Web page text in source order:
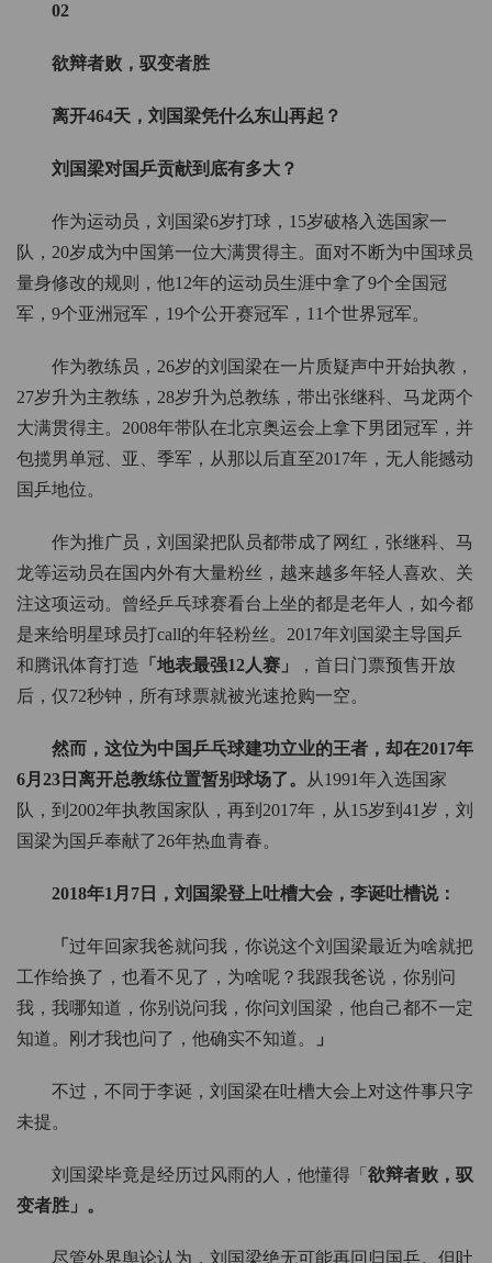
02
欲辩者败，驭变者胜
离开464天，刘国梁凭什么东山再起？
刘国梁对国乒贡献到底有多大？
作为运动员，刘国梁6岁打球，15岁破格入选国家一
队，20岁成为中国第一位大满贯得主。面对不断为中国球员
量身修改的规则，他12年的运动员生涯中拿了9个全国冠
军，9个亚洲冠军，19个公开赛冠军，11个世界冠军。
作为教练员，26岁的刘国梁在一片质疑声中开始执教，
27岁升为主教练，28岁升为总教练，带出张继科、马龙两个
大满贯得主。2008年带队在北京奥运会上拿下男团冠军，并
包揽男单冠、亚、季军，从那以后直至2017年，无人能撼动
国乒地位。
作为推广员，刘国梁把队员都带成了网红，张继科、马
龙等运动员在国内外有大量粉丝，越来越多年轻人喜欢、关
注这项运动。曾经乒乓球赛看台上坐的都是老年人，如今都
是来给明星球员打call的年轻粉丝。2017年刘国梁主导国乒
和腾讯体育打造 「地表最强12人赛」
，首日门票预售开放
后，仅72秒钟，所有球票就被光速抢购一空。
然而，这位为中国乒乓球建功立业的王者，却在2017年
6月23日离开总教练位置暂别球场了。
从1991年入选国家
队，到2002年执教国家队，再到2017年，从15岁到41岁，刘
国梁为国乒奉献了26年热血青春。
2018年1月7日，刘国梁登上吐槽大会，李诞吐槽说：
「 过年回家我爸就问我，你说这个刘国梁最近为啥就把
工作给换了，也看不见了，为啥呢？我跟我爸说，你别问
我，我哪知道，你别说问我，你问刘国梁，他自己都不一定
知道。刚才我也问了，他确实不知道。
」
不过，不同于李诞，刘国梁在吐槽大会上对这件事只字
未提。
刘国梁毕竟是经历过风雨的人，他懂得「 欲辩者败，驭
变者胜」。
尽管外界舆论认为，刘国梁绝无可能再回归国乒。但吐